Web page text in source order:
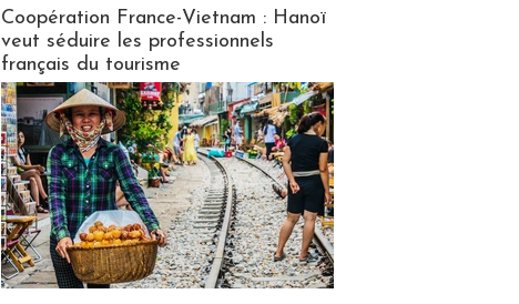
Coopération France-Vietnam : Hanoï
veut séduire les professionnels
français du tourisme